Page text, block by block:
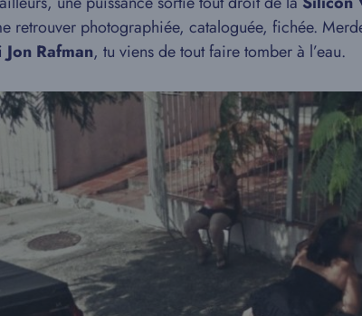
retrouver photographiée, cataloguée, fichée.
Jon Rafman, tu viens de tout faire tomber à l’eau.